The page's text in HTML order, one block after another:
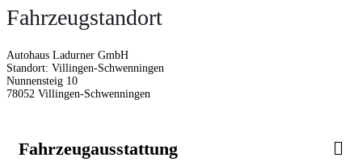
Fahrzeugstandort
Autohaus Ladurner GmbH
Standort: Villingen-Schwenningen
Nunnensteig 10
78052 Villingen-Schwenningen
Fahrzeugausstattung